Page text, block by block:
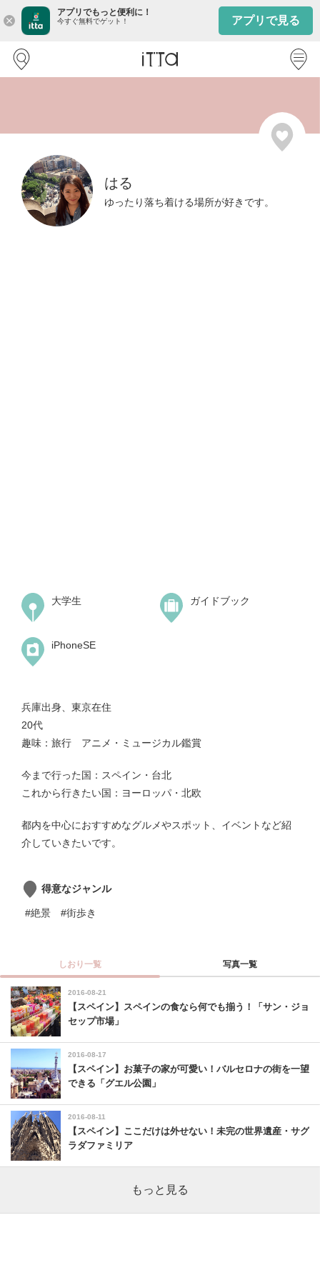
close
アプリでもっと便利に！
今すぐ無料でゲット！ アプリで見る
はる
ゆったり落ち着ける場所が好きです。
大学生 ガイドブック
iPhoneSE
兵庫出身、東京在住
20代
趣味：旅行 アニメ・ミュージカル鑑賞
今まで行った国：スペイン・台北
これから行きたい国：ヨーロッパ・北欧
都内を中心におすすめなグルメやスポット、イベントなど紹
介していきたいです。
得意なジャンル
#絶景 #街歩き
しおり一覧 写真一覧
2016-08-21
【スペイン】スペインの食なら何でも揃う！「サン・ジョ
セップ市場」
2016-08-17
【スペイン】お菓子の家が可愛い！バルセロナの街を一望
できる「グエル公園」
2016-08-11
【スペイン】ここだけは外せない！未完の世界遺産・サグ
ラダファミリア
もっと見る